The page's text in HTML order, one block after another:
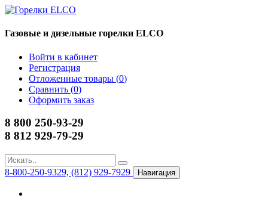
Газовые и дизельные горелки ELCO
Войти в кабинет
Регистрация
Отложенные товары (0)
Сравнить (0)
Оформить заказ
8 800 250-93-29
8 812 929-79-29
8-800-250-9329, (812) 929-7929 Навигация